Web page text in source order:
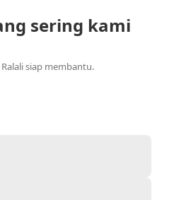
sering kami
siap membantu.